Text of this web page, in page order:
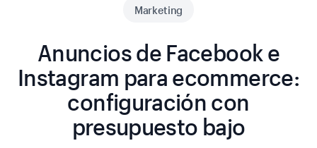
Marketing
Anuncios de Facebook e
Instagram para ecommerce:
configuración con
presupuesto bajo